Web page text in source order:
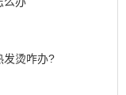
发烫咋办?